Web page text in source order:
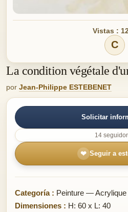
Vistas :
C
La condition végétale
por Jean-Philippe ESTEBENET
Solicitar
14
❤ Seguir a
Categoría : Peinture — Acrylique
Dimensiones : H: 60 x L: 40